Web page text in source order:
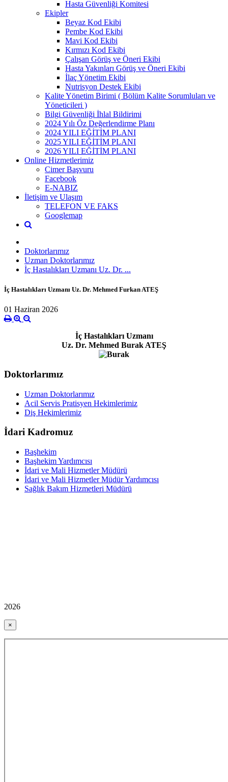
Hasta Güvenliği Komitesi
Ekipler
Beyaz Kod Ekibi
Pembe Kod Ekibi
Mavi Kod Ekibi
Kırmızı Kod Ekibi
Çalışan Görüş ve Öneri Ekibi
Hasta Yakınları Görüş ve Öneri Ekibi
İlaç Yönetim Ekibi
Nutrisyon Destek Ekibi
Kalite Yönetim Birimi ( Bölüm Kalite Sorumluları ve
Yöneticileri )
Bilgi Güvenliği İhlal Bildirimi
2024 Yılı Öz Değerlendirme Planı
2024 YILI EĞİTİM PLANI
2025 YILI EĞİTİM PLANI
2026 YILI EĞİTİM PLANI
Online Hizmetlerimiz
Cimer Başvuru
Facebook
E-NABIZ
İletişim ve Ulaşım
TELEFON VE FAKS
Googlemap
Doktorlarımız
Uzman Doktorlarımız
İç Hastalıkları Uzmanı Uz. Dr. ...
İç Hastalıkları Uzmanı Uz. Dr. Mehmed Furkan ATEŞ
01 Haziran 2026
İç Hastalıkları Uzmanı
Uz. Dr. Mehmed Burak ATEŞ
Doktorlarımız
Uzman Doktorlarımız
Acil Servis Pratisyen Hekimlerimiz
Diş Hekimlerimiz
İdari Kadromuz
Başhekim
Başhekim Yardımcısı
İdari ve Mali Hizmetler Müdürü
İdari ve Mali Hizmetler Müdür Yardımcısı
Sağlık Bakım Hizmetleri Müdürü
2026
×